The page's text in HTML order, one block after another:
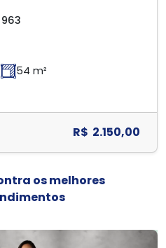
54 m²
R$ 2.150,00
os melhores